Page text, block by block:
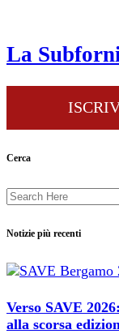
La
Cerca
Notizie più recenti
Verso SAVE
alla scorsa